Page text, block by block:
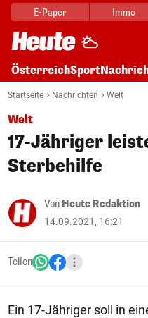
E-Paper Immo
ÖsterreichSport
Startseite Nachrichten Welt
Welt
17-Jähriger
Sterbehilfe
Von Heute Redaktion
14.09.2021, 16:21
Teilen
Ein 17-Jähriger soll in